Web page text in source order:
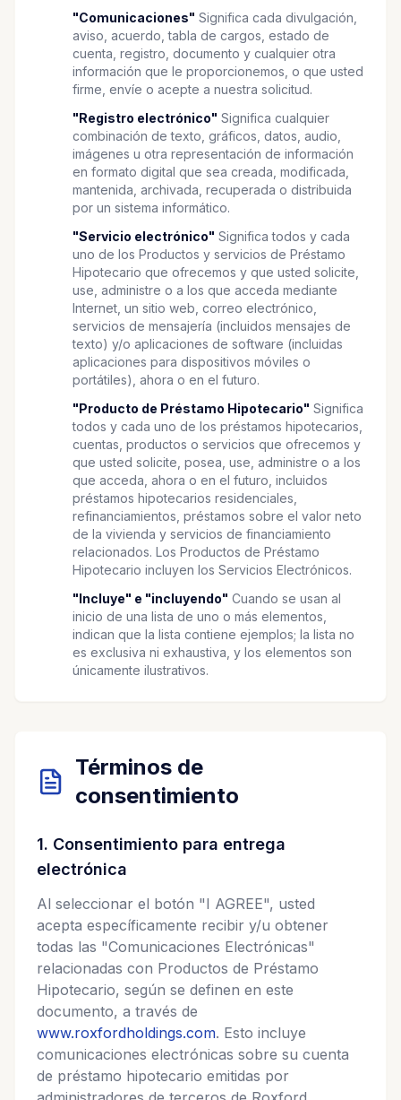
"Comunicaciones" Significa cada divulgación,
aviso, acuerdo, tabla de cargos, estado de
cuenta, registro, documento y cualquier otra
información que le proporcionemos, o que usted
firme, envíe o acepte a nuestra solicitud.
"Registro electrónico" Significa cualquier
combinación de texto, gráficos, datos, audio,
imágenes u otra representación de información
en formato digital que sea creada, modificada,
mantenida, archivada, recuperada o distribuida
por un sistema informático.
"Servicio electrónico" Significa todos y cada
uno de los Productos y servicios de Préstamo
Hipotecario que ofrecemos y que usted solicite,
use, administre o a los que acceda mediante
Internet, un sitio web, correo electrónico,
servicios de mensajería (incluidos mensajes de
texto) y/o aplicaciones de software (incluidas
aplicaciones para dispositivos móviles o
portátiles), ahora o en el futuro.
"Producto de Préstamo Hipotecario" Significa
todos y cada uno de los préstamos hipotecarios,
cuentas, productos o servicios que ofrecemos y
que usted solicite, posea, use, administre o a los
que acceda, ahora o en el futuro, incluidos
préstamos hipotecarios residenciales,
refinanciamientos, préstamos sobre el valor neto
de la vivienda y servicios de financiamiento
relacionados. Los Productos de Préstamo
Hipotecario incluyen los Servicios Electrónicos.
"Incluye" e "incluyendo" Cuando se usan al
inicio de una lista de uno o más elementos,
indican que la lista contiene ejemplos; la lista no
es exclusiva ni exhaustiva, y los elementos son
únicamente ilustrativos.
Términos de
consentimiento
1. Consentimiento para entrega
electrónica
Al seleccionar el botón "I AGREE", usted
acepta específicamente recibir y/u obtener
todas las "Comunicaciones Electrónicas"
relacionadas con Productos de Préstamo
Hipotecario, según se definen en este
documento, a través de
www.roxfordholdings.com. Esto incluye
comunicaciones electrónicas sobre su cuenta
de préstamo hipotecario emitidas por